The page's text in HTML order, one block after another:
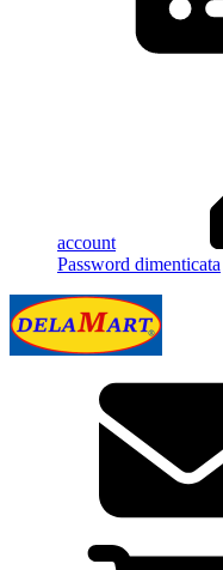
account
Password dimenticata